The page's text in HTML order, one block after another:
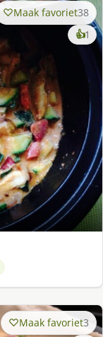
Maak favoriet38
👍1
Maak favoriet3